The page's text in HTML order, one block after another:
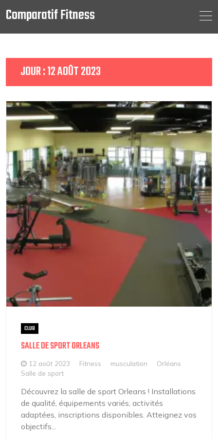
Comparatif Fitness
JOUR :12 AOÛT 2023
CLUB
SALLE DE SPORT ORLEANS
12 août 2023 Fitness musculation
Orléans
Salle de sport
Découvrez la salle de sport Orleans ! Installations
de qualité, équipements variés, activités
adaptées, inscriptions disponibles. Atteignez vos
objectifs...